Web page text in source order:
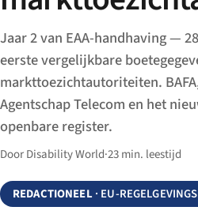
Jaar 2 van EAA-handhaving —
eerste vergelijkbare
markttoezichtautoriteiten.
Agentschap Telecom en het
openbare register.
Door Disability World·23 min. leestijd
REDACTIONEEL · EU-